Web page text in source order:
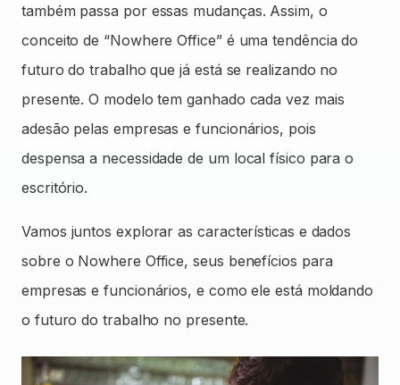
também passa por essas mudanças. Assim, o
conceito de “Nowhere Office” é uma tendência do
futuro do trabalho que já está se realizando no
presente. O modelo tem ganhado cada vez mais
adesão pelas empresas e funcionários, pois
despensa a necessidade de um local físico para o
escritório.
Vamos juntos explorar as características e dados
sobre o Nowhere Office, seus benefícios para
empresas e funcionários, e como ele está moldando
o futuro do trabalho no presente.